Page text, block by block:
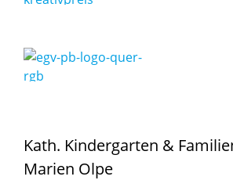
Kath. Kindergarten &
Marien Olpe